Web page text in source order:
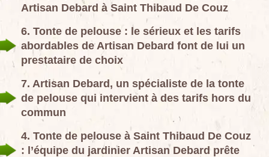
Artisan Debard à Saint Thibaud De Couz
6. Tonte de pelouse : le sérieux et les tarifs
abordables de Artisan Debard font de lui un
prestataire de choix
7. Artisan Debard, un spécialiste de la tonte
de pelouse qui intervient à des tarifs hors du
commun
4. Tonte de pelouse à Saint Thibaud De Couz
: l’équipe du jardinier Artisan Debard prête